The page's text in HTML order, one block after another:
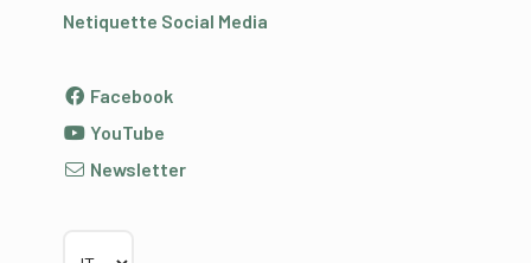
Netiquette Social Media
Facebook
YouTube
Newsletter